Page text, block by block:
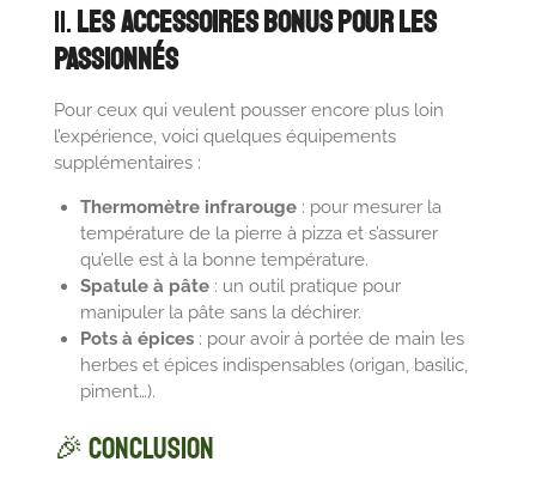
11.Les Accessoires Bonus pour les
Passionnés
Pour ceux qui veulent pousser encore plus loin
l’expérience, voici quelques équipements
supplémentaires :
Thermomètre infrarouge : pour mesurer la
température de la pierre à pizza et s’assurer
qu’elle est à la bonne température.
Spatule à pâte : un outil pratique pour
manipuler la pâte sans la déchirer.
Pots à épices : pour avoir à portée de main les
herbes et épices indispensables (origan, basilic,
piment…).
🎉 Conclusion